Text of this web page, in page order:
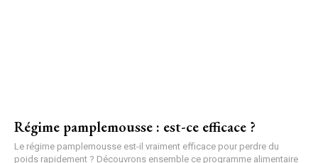
Régime pamplemousse : est-ce efficace ?
Le régime pamplemousse est-il vraiment efficace pour perdre du
poids rapidement ? Découvrons ensemble ce programme alimentaire